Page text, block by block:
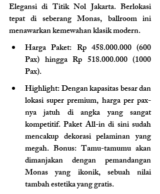
Elegansi di Titik Nol Jakarta. Berlokasi
tepat di seberang Monas, ballroom ini
menawarkan kemewahan klasik modern.
Harga Paket: Rp 458.000.000 (600
Pax) hingga Rp 518.000.000 (1000
Pax).
Highlight: Dengan kapasitas besar dan
lokasi super premium, harga per pax-
nya jatuh di angka yang sangat
kompetitif. Paket All-in di sini sudah
mencakup dekorasi pelaminan yang
megah. Bonus: Tamu-tamumu akan
dimanjakan dengan pemandangan
Monas yang ikonik, sebuah nilai
tambah estetika yang gratis.